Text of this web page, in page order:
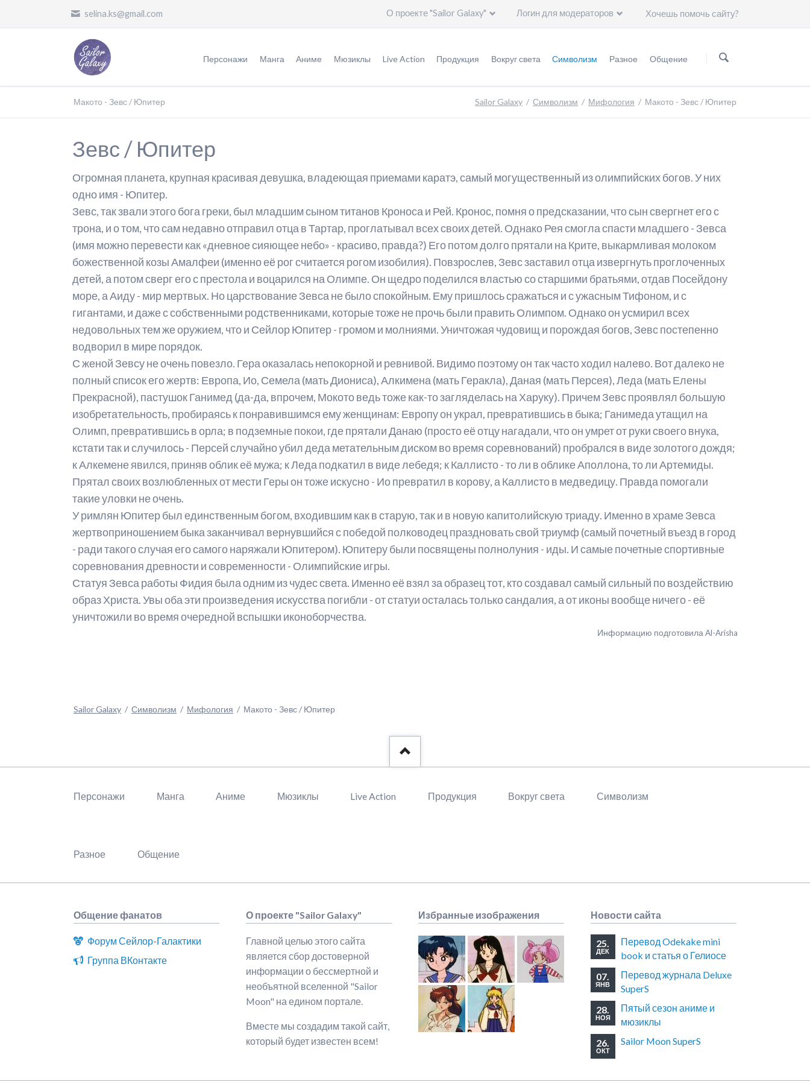
selina.ks@gmail.com Хочешь помочь сайту?
Логин для модераторов
О проекте "Sailor Galaxy"
навигацию
Персонажи
Злодеи
Другие
Манга
Оригинальная версия
Флеш-манга
Пересказ событий
Отличия аниме от манги
Рейтинг персонажей
Места из манги
Создатели манги
Манга-артбуки
Сейлор Ви
Аниме
Ремейк "Кристалл" (2014 - ...)
Мюзиклы
Специальное видео
Саундтреки
Видео
Дополнительно
Мюзиклы для начинающих
Live Action
Эпизоды
Саундтреки
Продукция
Игрушки
Вокруг света
Общая информация
Германия
Польша
Россия
США
Символизм
Мифология
Астрология
Астрономия
Группы крови
Японские иероглифы
Цвет волос
Разное
Статьи
Чему нас научили герои "Сейлор Мун"?
Общение
Группа ВKонтакте
Макото - Зевс / Юпитер Sailor Galaxy Символизм Мифология Макото - Зевс / Юпитер
Зевс / Юпитер
Огромная планета, крупная красивая девушка, владеющая приемами каратэ, самый могущественный из олимпийских богов. У них
одно имя - Юпитер.
Зевс, так звали этого бога греки, был младшим сыном титанов Кроноса и Рей. Кронос, помня о предсказании, что сын свергнет его с
трона, и о том, что сам недавно отправил отца в Тартар, проглатывал всех своих детей. Однако Рея смогла спасти младшего - Зевса
(имя можно перевести как «дневное сияющее небо» - красиво, правда?) Его потом долго прятали на Крите, выкармливая молоком
божественной козы Амалфеи (именно её рог считается рогом изобилия). Повзрослев, Зевс заставил отца извергнуть проглоченных
детей, а потом сверг его с престола и воцарился на Олимпе. Он щедро поделился властью со старшими братьями, отдав Посейдону
море, а Аиду - мир мертвых. Но царствование Зевса не было спокойным. Ему пришлось сражаться и с ужасным Тифоном, и с
гигантами, и даже с собственными родственниками, которые тоже не прочь были править Олимпом. Однако он усмирил всех
недовольных тем же оружием, что и Сейлор Юпитер - громом и молниями. Уничтожая чудовищ и порождая богов, Зевс постепенно
водворил в мире порядок.
С женой Зевсу не очень повезло. Гера оказалась непокорной и ревнивой. Видимо поэтому он так часто ходил налево. Вот далеко не
полный список его жертв: Европа, Ио, Семела (мать Диониса), Алкимена (мать Геракла), Даная (мать Персея), Леда (мать Елены
Прекрасной), пастушок Ганимед (да-да, впрочем, Мокото ведь тоже как-то загляделась на Харуку). Причем Зевс проявлял большую
изобретательность, пробираясь к понравившимся ему женщинам: Европу он украл, превратившись в быка; Ганимеда утащил на
Олимп, превратившись в орла; в подземные покои, где прятали Данаю (просто её отцу нагадали, что он умрет от руки своего внука,
кстати так и случилось - Персей случайно убил деда метательным диском во время соревнований) пробрался в виде золотого дождя;
к Алкемене явился, приняв облик её мужа; к Леда подкатил в виде лебедя; к Каллисто - то ли в облике Аполлона, то ли Артемиды.
Прятал своих возлюбленных от мести Геры он тоже искусно - Ио превратил в корову, а Каллисто в медведицу. Правда помогали
такие уловки не очень.
У римлян Юпитер был единственным богом, входившим как в старую, так и в новую капитолийскую триаду. Именно в храме Зевса
жертвоприношением быка заканчивал вернувшийся с победой полководец праздновать свой триумф (самый почетный въезд в город
- ради такого случая его самого наряжали Юпитером). Юпитеру были посвящены полнолуния - иды. И самые почетные спортивные
соревнования древности и современности - Олимпийские игры.
Статуя Зевса работы Фидия была одним из чудес света. Именно её взял за образец тот, кто создавал самый сильный по воздействию
образ Христа. Увы оба эти произведения искусства погибли - от статуи осталась только сандалия, а от иконы вообще ничего - её
уничтожили во время очередной вспышки иконоборчества.
Информацию подготовила Al-Arisha
Sailor Galaxy Символизм Мифология Макото - Зевс / Юпитер
навигацию
Персонажи Манга Аниме Мюзиклы Live Action Продукция Вокруг света Символизм
Разное Общение
Общение фанатов
Форум Сейлор-Галактики
Группа ВКонтакте
О проекте "Sailor Galaxy"
Главной целью этого сайта
является сбор достоверной
информации о бессмертной и
необъятной вселенной "Sailor
Moon" на едином портале.
Вместе мы создадим такой сайт,
который будет известен всем!
Избранные изображения Новости сайта
25.
ДЕК
Перевод Odekake mini
book и статья о Гелиосе
07.
ЯНВ
Перевод журнала Deluxe
SuperS
28.
НОЯ
Пятый сезон аниме и
мюзиклы
26.
ОКТ
Sailor Moon SuperS